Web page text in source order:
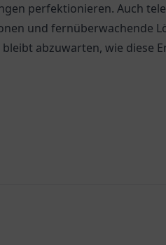
perfektionieren. Auch
und fernüberwachende
abzuwarten, wie diese